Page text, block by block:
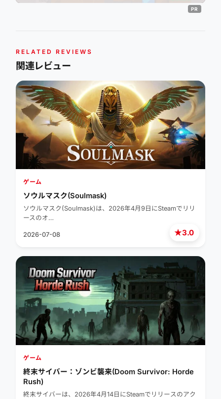
RELATED REVIEWS
関連レビュー
★3.0
ゲーム
ソウルマスク(Soulmask)
ソウルマスク(Soulmask)は、2026年4月9日にSteamでリリ
ースのオ…
2026-07-08
ゲーム
終末サイバー：ゾンビ襲来(Doom Survivor: Horde
Rush)
終末サイバーは、2026年4月14日にSteamでリリースのアク